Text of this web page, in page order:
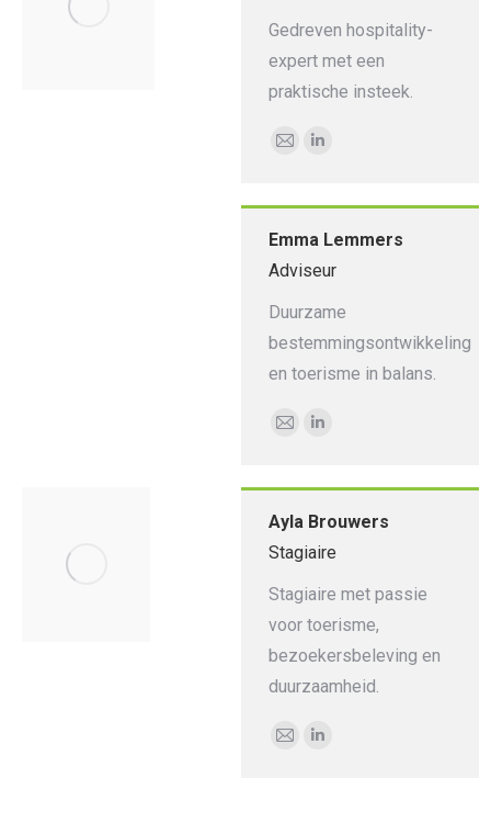
Gedreven hospitality-
expert met een
praktische insteek.
E-
Emma Lemmers
Adviseur
Duurzame
bestemmingsontwikkeling
en toerisme in balans.
E-
Ayla Brouwers
Stagiaire
Stagiaire met passie
voor toerisme,
bezoekersbeleving en
duurzaamheid.
E-